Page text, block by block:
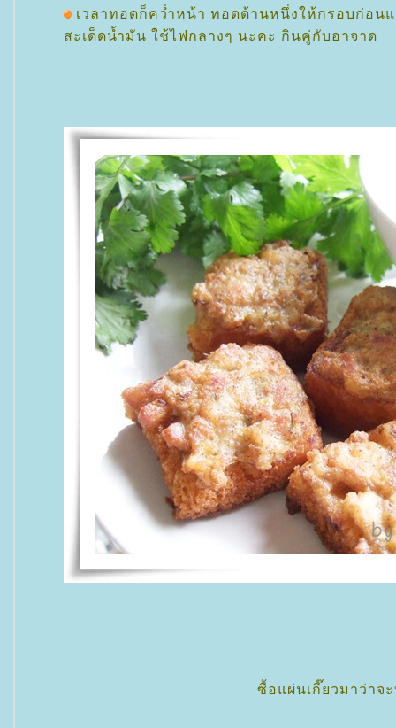
เวลาทอดก็คว่ำหน้า ทอดด้านหนึ่งให้กรอบก่อ
สะเด็ดน้ำมัน ใช้ไฟกลางๆ นะคะ กินคู่กับอาจาด
ซื้อแผ่นเกี๊ยวมาว่าจ